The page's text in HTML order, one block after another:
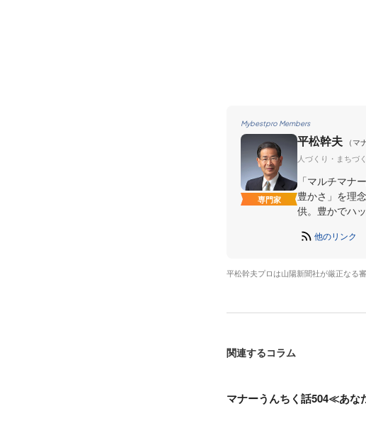
Mybestpro Members
専門家
平松幹夫
（マ
人づくり・まちづ
「マルチマナ
豊かさ」を理
供。豊かでハ
他のリンク
平松幹夫プロは山陽新聞社が厳正なる
関連するコラム
マナーうんちく話504≪あ